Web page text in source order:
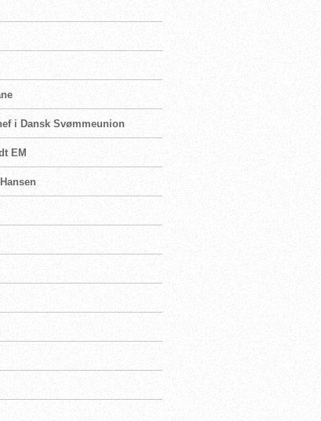
i Dansk Svømmeunion
EM